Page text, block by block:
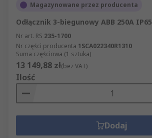
Magazynowane przez producenta
Odłącznik 3-biegunowy ABB 250A IP65
Nr art. RS 235-1700
Nr części producenta 1SCA022340R1310
Suma częściowa (1 sztuka)
13 149,88 zł(bez VAT)
Ilość
Dodaj